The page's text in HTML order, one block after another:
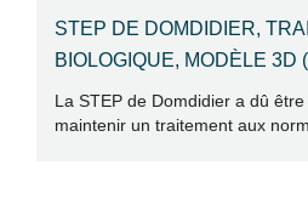
STEP DE DOMDIDIER,
BIOLOGIQUE, MODÈLE 3D
La STEP de Domdidier a dû
maintenir un traitement aux